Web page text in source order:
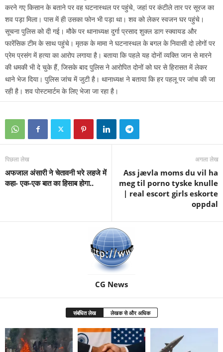
करने गए किसान के बताने पर वह घटनास्थल पर पहुंचे, जहां पर कंटीले तार पर सूरज का
शव पड़ा मिला। पास में ही उसका फोन भी पड़ा था। शव को लेकर स्वजन घर पहुंचे।
सूचना पुलिस को दी गई। मौके पर थानाध्यक्ष दुर्गा प्रसाद शुक्ल डाग स्क्वायड और
फारेंसिक टीम के साथ पहुंचे। मृतक के मामा ने घटनास्थल के बगल के निवासी दो लोगों पर
प्रेम प्रसंग में हत्या का आरोप लगाया है। बताया कि पहले यह दोनों व्यक्ति जान से मारने
की धमकी भी दे चुके हैं, जिसके बाद पुलिस ने आरोपित दोनों को घर से हिरासत में लेकर
थाने भेज दिया। पुलिस जांच में जुटी है। थानाध्यक्ष ने बताया कि हर पहलू पर जांच की जा
रही है। शव पोस्टमार्टम के लिए भेजा जा रहा है।
पिछला लेख
अफजाल अंसारी ने चेतावनी भरे लहजे में
कहा- एक-एक बात का हिसाब होगा..
अगला लेख
Ass jævla moms du vil ha
meg til porno tyske knulle
| real escort girls eskorte
oppdal
CG News
संबंधित लेख लेखक से और अधिक